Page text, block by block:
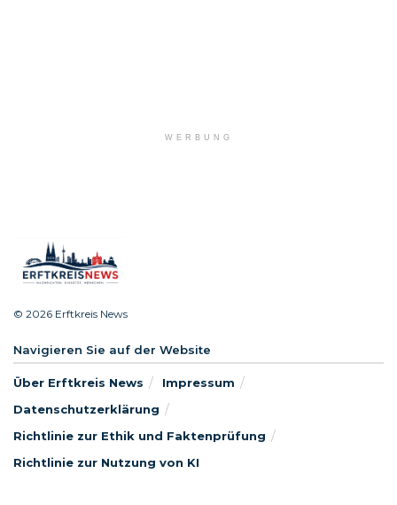
WERBUNG
© 2026 Erftkreis News
Navigieren Sie auf der Website
Über Erftkreis News
Impressum
Datenschutzerklärung
Richtlinie zur Ethik und Faktenprüfung
Richtlinie zur Nutzung von KI